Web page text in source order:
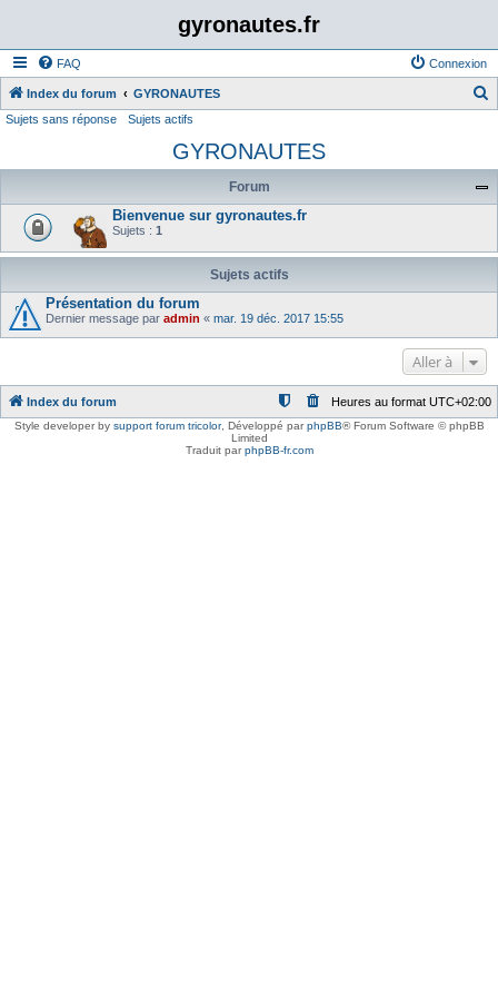
gyronautes.fr
FAQ Connexion
Index du forum GYRONAUTES
h
c
Sujets sans réponse Sujets actifs
GYRONAUTES
Forum
Bienvenue sur gyronautes.fr
Sujets : 1
Sujets actifs
Présentation du forum
Dernier message par admin « mar. 19 déc. 2017 15:55
Aller à
Index du forum Heures au format UTC+02:00
Style developer by support forum tricolor, Développé parphpBB® Forum Software © phpBB
Limited
Traduit parphpBB-fr.com